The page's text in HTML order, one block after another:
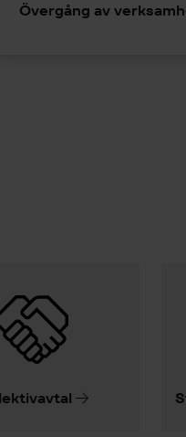
Övergång av